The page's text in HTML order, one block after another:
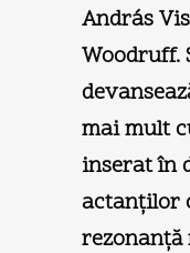
András
Woodruff.
mai mult
inserat în
actanţilor
rezonanţă